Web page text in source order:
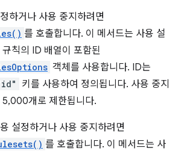
하거나 사용 중지하려면
를 호출합니다. 이 메서드는 사용 설
칙의 ID 배열이 포함된
객체를 사용합니다. ID는
키를 사용하여 정의됩니다. 사용 중지
개로 제한됩니다.
설정하거나 사용 중지하려면
를 호출합니다. 이 메서드는 사